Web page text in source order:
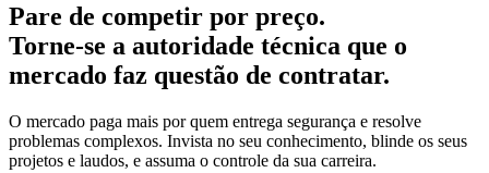
Pare de competir por preço.
Torne-se a autoridade técnica que o
mercado faz questão de contratar.
O mercado paga mais por quem entrega segurança e resolve
problemas complexos. Invista no seu conhecimento, blinde os seus
projetos e laudos, e assuma o controle da sua carreira.